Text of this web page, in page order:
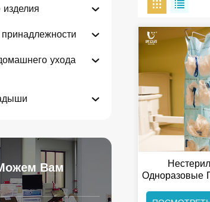
ухода
Вам
Одноразовые